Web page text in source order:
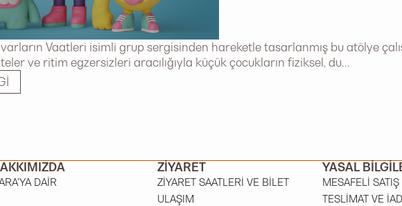
Vaatleri isimli grup sergisinden hareketle tasarlanmış bu atölye
ve ritim egzersizleri aracılığıyla küçük çocukların fiziksel, du...
DAIR
ZIYARET
ZIYARET SAATLERI VE BILET
ULAŞIM
YASAL
MESAFELI
TESLIMAT VE